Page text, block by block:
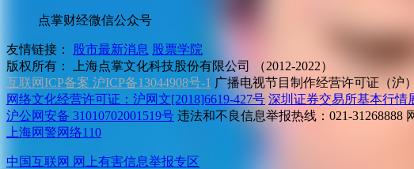
点掌财经微信公众号
友情链接： 股市最新消息 股票学院
版权所有：
上海点掌文化科技股份有限公司 （2012-2022）
互联网ICP备案 沪ICP备13044908号-1 广播电视节目制作经营许可证（沪
网络文化经营许可证：沪网文[2018]6619-427号 深圳证券交易所基本行情
沪公网安备 31010702001519号 违法和不良信息举报热线：021-31268888
上海网警网络110
中国互联网 网上有害信息举报专区